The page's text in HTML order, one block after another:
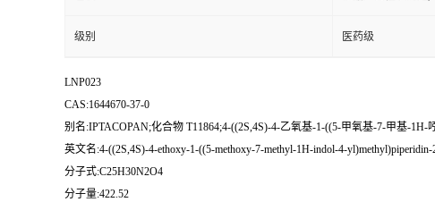
级别 医药级
LNP023
CAS:1644670-37-0
别名:IPTACOPAN;化合物 T11864;4-((2S,4S)-4-乙氧基-1-((5-甲氧基-7-甲基-
英文名:4-((2S,4S)-4-ethoxy-1-((5-methoxy-7-methyl-1H-indol-4-yl)methyl)piperidin-
分子式:C25H30N2O4
分子量:422.52